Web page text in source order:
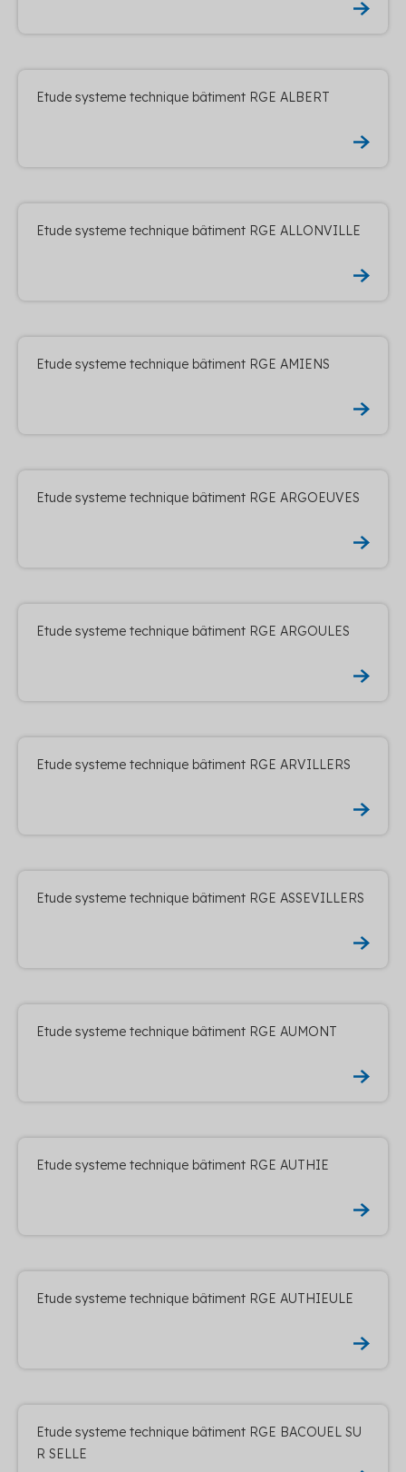
Etude systeme technique bâtiment RGE ALBERT
Etude systeme technique bâtiment RGE ALLONVILLE
Etude systeme technique bâtiment RGE AMIENS
Etude systeme technique bâtiment RGE ARGOEUVES
Etude systeme technique bâtiment RGE ARGOULES
Etude systeme technique bâtiment RGE ARVILLERS
Etude systeme technique bâtiment RGE ASSEVILLERS
Etude systeme technique bâtiment RGE AUMONT
Etude systeme technique bâtiment RGE AUTHIE
Etude systeme technique bâtiment RGE AUTHIEULE
Etude systeme technique bâtiment RGE BACOUEL SU
R SELLE